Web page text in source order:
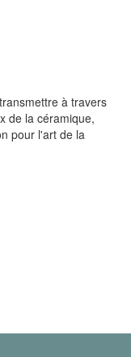
à travers
de la céramique,
pour l'art de la